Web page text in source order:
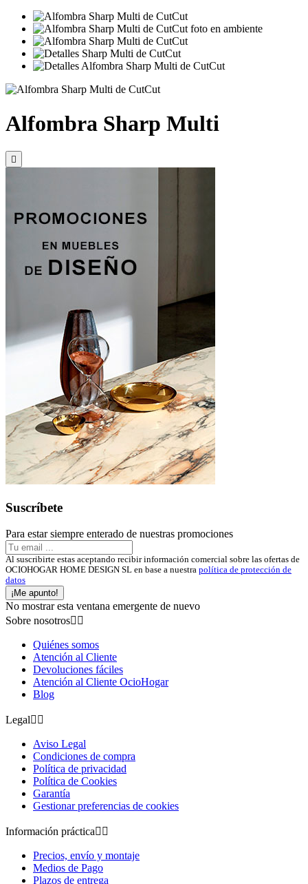
Alfombra Sharp Multi

Suscríbete
Para estar siempre enterado de nuestras promociones
Al suscribirte estas aceptando recibir información comercial sobre las ofertas de
OCIOHOGAR HOME DESIGN SL en base a nuestra política de protección de
datos
¡Me apunto!
No mostrar esta ventana emergente de nuevo
Sobre nosotros 
Quiénes somos
Atención al Cliente
Devoluciones fáciles
Atención al Cliente OcioHogar
Blog
Legal 
Aviso Legal
Condiciones de compra
Política de privacidad
Política de Cookies
Garantía
Gestionar preferencias de cookies
Información práctica 
Precios, envío y montaje
Medios de Pago
Plazos de entrega